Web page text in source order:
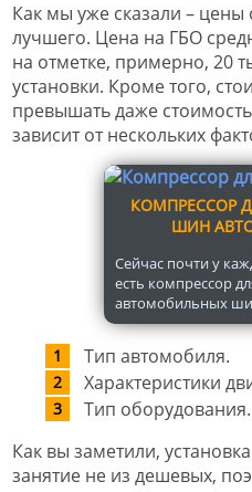
Как мы уже сказали – цены
лучшего. Цена на ГБО
на отметке, примерно, 20
установки. Кроме того,
превышать даже
зависит от нескольких
КОМПРЕССОР
ШИН
Сейчас почти у
есть компрессор
автомобильных
Тип автомобиля.
Характеристики
Тип оборудования.
Как вы заметили,
занятие не из дешевых,